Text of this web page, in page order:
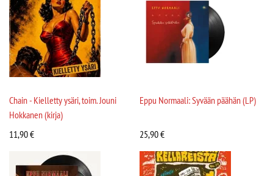
Chain - Kielletty ysäri, toim. Jouni
Hokkanen (kirja)
11,90€
Eppu Normaali: Syvään päähän (LP)
25,90€